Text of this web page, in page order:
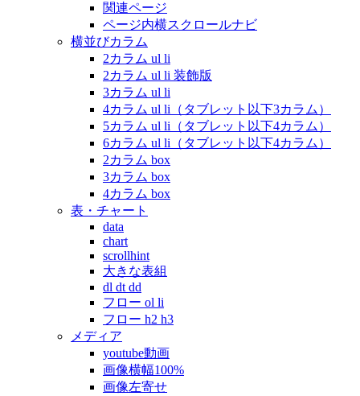
関連ページ
ページ内横スクロールナビ
横並びカラム
2カラム ul li
2カラム ul li 装飾版
3カラム ul li
4カラム ul li（タブレット以下3カラム）
5カラム ul li（タブレット以下4カラム）
6カラム ul li（タブレット以下4カラム）
2カラム box
3カラム box
4カラム box
表・チャート
data
chart
scrollhint
大きな表組
dl dt dd
フロー ol li
フロー h2 h3
メディア
youtube動画
画像横幅100%
画像左寄せ